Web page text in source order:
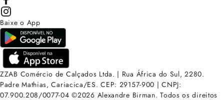
Baixe o App
ZZAB Comércio de Calçados Ltda. | Rua África do Sul, 2280.
Padre Mathias, Cariacica/ES. CEP: 29157-900 | CNPJ:
07.900.208/0077-04 ©2026 Alexandre Birman. Todos os direitos